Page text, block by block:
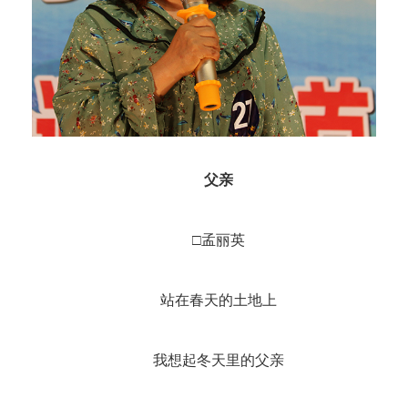
父亲
□孟丽英
站在春天的土地上
我想起冬天里的父亲